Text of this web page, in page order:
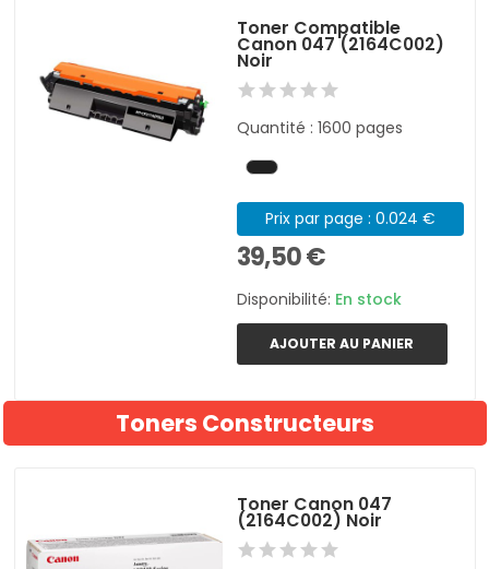
Toner Compatible
Canon 047 (2164C002)
Noir
Quantité : 1600 pages
Prix par page : 0.024 €
39,50 €
Disponibilité: En stock
AJOUTER AU PANIER
Toners Constructeurs
Toner Canon 047
(2164C002) Noir